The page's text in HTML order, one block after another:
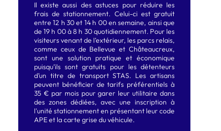
Il existe aussi des astuces pour réduire les
frais de stationnement. Celui-ci est gratuit
entre 12 h 30 et 14 h 00 en semaine, ainsi que
de 19 h 00 à 8 h 30 quotidiennement. Pour les
visiteurs venant de l’extérieur, les parcs relais,
comme ceux de Bellevue et Châteaucreux,
sont une solution pratique et économique
puisqu’ils sont gratuits pour les détenteurs
d’un titre de transport STAS. Les artisans
peuvent bénéficier de tarifs préférentiels à
35 € par mois pour garer leur utilitaire dans
des zones dédiées, avec une inscription à
l'unité stationnement en présentant leur code
APE et la carte grise du véhicule.